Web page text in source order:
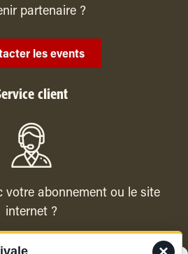
partenaire ?
les events
client
votre abonnement ou le site
internet ?